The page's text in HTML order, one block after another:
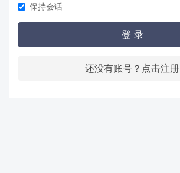
保持会话
登 录
还没有账号？点击注册